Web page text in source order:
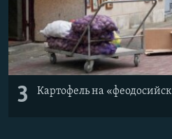
3 Картофель на